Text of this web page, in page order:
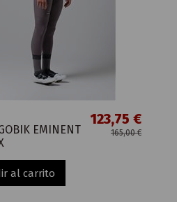
EMINENT
123,75 €
165,00 €
al carrito